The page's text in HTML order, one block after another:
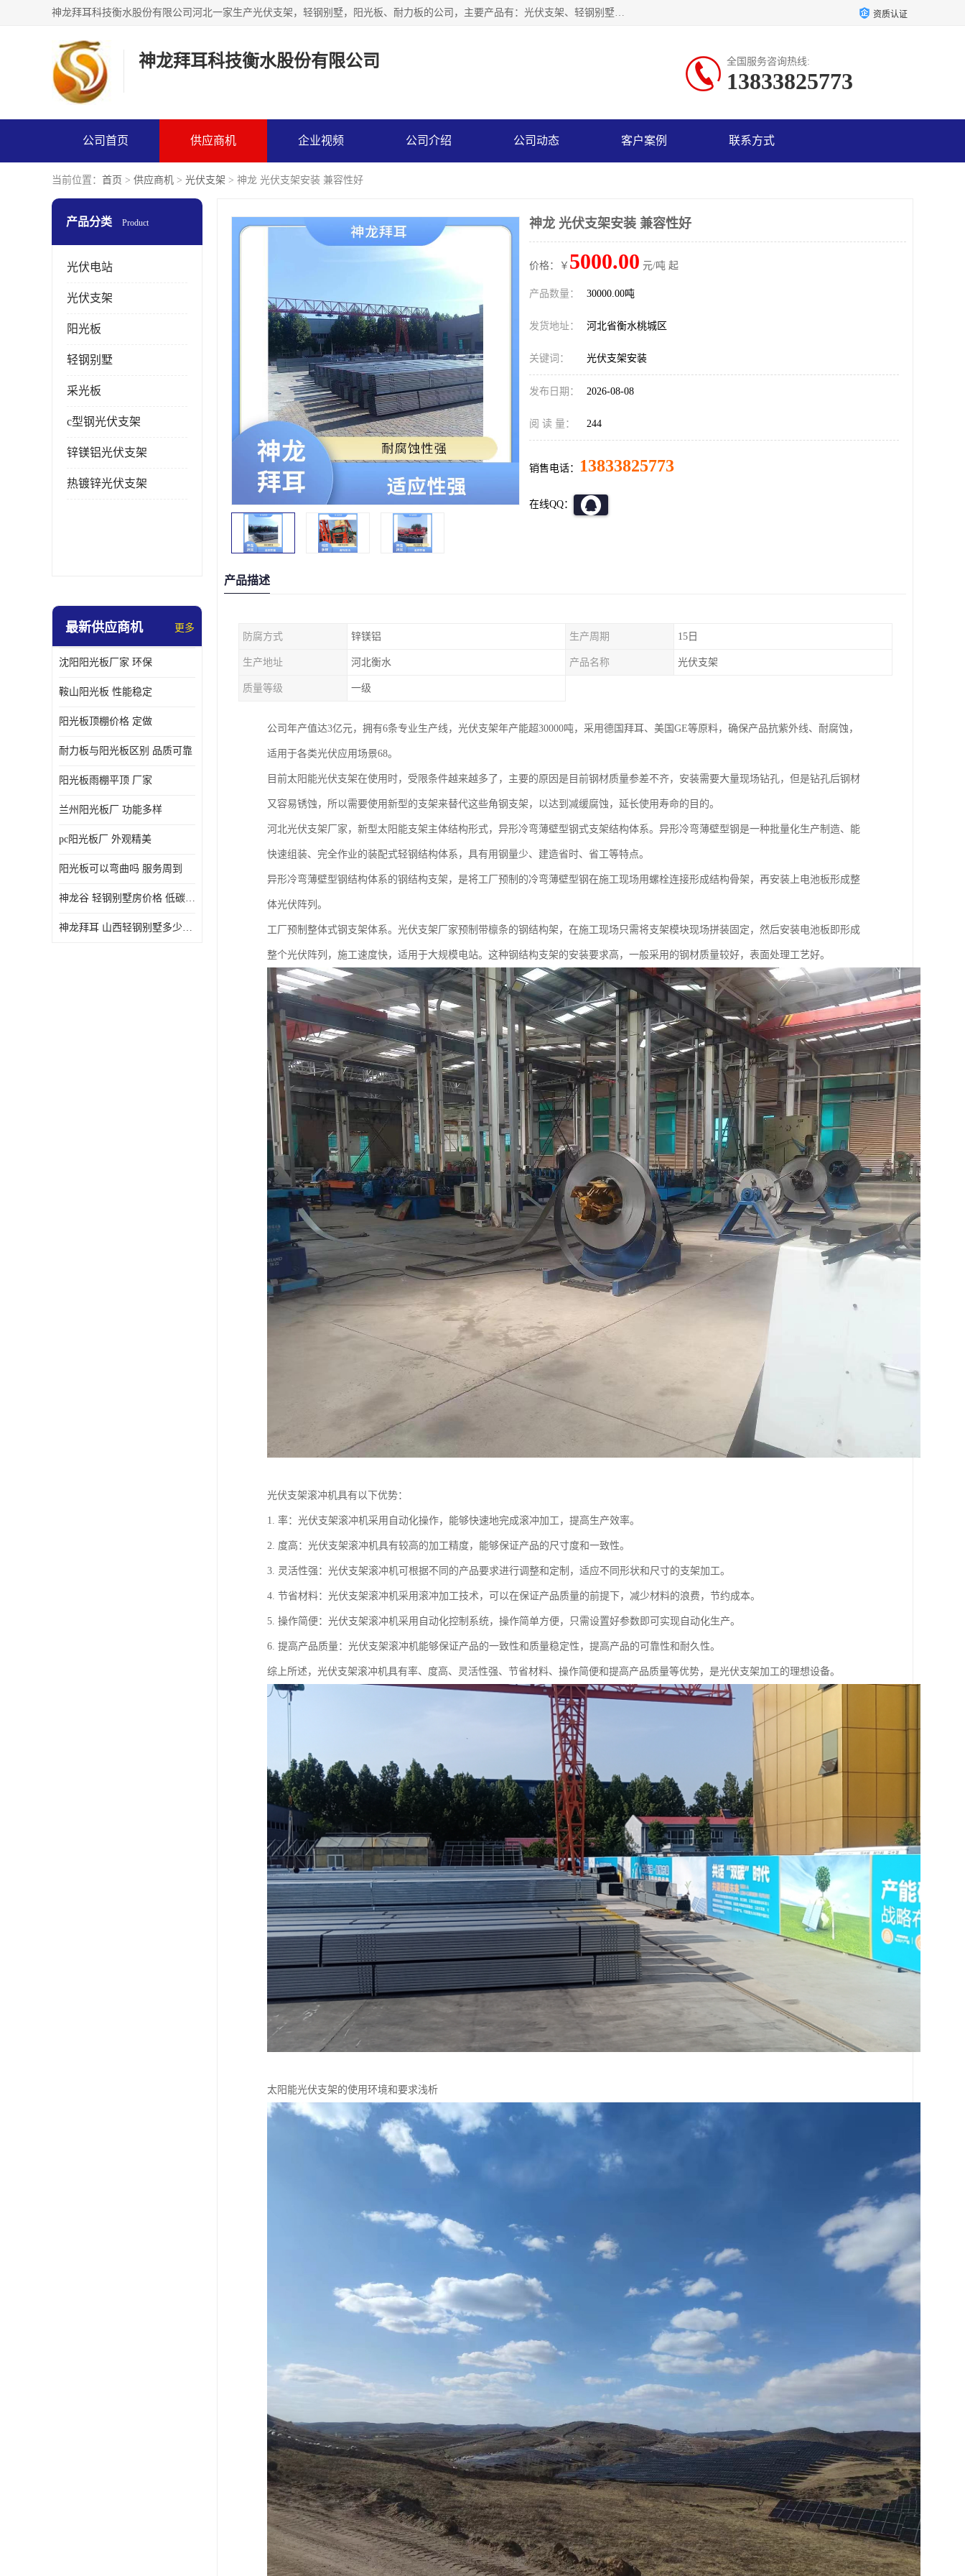
神龙拜耳科技衡水股份有限公司河北一家生产光伏支架，轻钢别墅，阳光板、耐力板的公司，主要产品有：光伏支架、轻钢别墅、阳光板、耐力板、采光板等，公司参与制定了多项标准。 资质认证
神龙拜耳科技衡水股份有限公司 全国服务咨询热线:
13833825773
公司首页 供应商机 企业视频 公司介绍 公司动态 客户案例 联系方式
当前位置： 首页 > 供应商机 > 光伏支架 > 神龙 光伏支架安装 兼容性好
产品分类 Product
光伏电站
光伏支架
阳光板
轻钢别墅
采光板
c型钢光伏支架
锌镁铝光伏支架
热镀锌光伏支架
最新供应商机 更多
沈阳阳光板厂家 环保
鞍山阳光板 性能稳定
阳光板顶棚价格 定做
耐力板与阳光板区别 品质可靠
阳光板雨棚平顶 厂家
兰州阳光板厂 功能多样
pc阳光板厂 外观精美
阳光板可以弯曲吗 服务周到
神龙谷 轻钢别墅房价格 低碳环保
神龙拜耳 山西轻钢别墅多少钱 施工快捷
神龙 光伏支架安装 兼容性好
价格：￥ 5000.00 元/吨 起
产品数量： 30000.00吨
发货地址： 河北省衡水桃城区
关键词： 光伏支架安装
发布日期： 2026-08-08
阅 读 量： 244
销售电话： 13833825773
在线QQ：
产品描述
防腐方式 锌镁铝 生产周期 15日
生产地址 河北衡水 产品名称 光伏支架
质量等级 一级
公司年产值达3亿元，拥有6条专业生产线，光伏支架年产能超30000吨，采用德国拜耳、美国GE等原料，确保产品抗紫外线、耐腐蚀，
适用于各类光伏应用场景68。
目前太阳能光伏支架在使用时，受限条件越来越多了，主要的原因是目前钢材质量参差不齐，安装需要大量现场钻孔，但是钻孔后钢材
又容易锈蚀，所以需要使用新型的支架来替代这些角钢支架，以达到减缓腐蚀，延长使用寿命的目的。
河北光伏支架厂家，新型太阳能支架主体结构形式，异形冷弯薄壁型钢式支架结构体系。异形冷弯薄壁型钢是一种批量化生产制造、能
快速组装、完全作业的装配式轻钢结构体系，具有用钢量少、建造省时、省工等特点。
异形冷弯薄壁型钢结构体系的钢结构支架，是将工厂预制的冷弯薄壁型钢在施工现场用螺栓连接形成结构骨架，再安装上电池板形成整
体光伏阵列。
工厂预制整体式钢支架体系。光伏支架厂家预制带檩条的钢结构架，在施工现场只需将支架模块现场拼装固定，然后安装电池板即形成
整个光伏阵列，施工速度快，适用于大规模电站。这种钢结构支架的安装要求高，一般采用的钢材质量较好，表面处理工艺好。
光伏支架滚冲机具有以下优势：
1. 率：光伏支架滚冲机采用自动化操作，能够快速地完成滚冲加工，提高生产效率。
2. 度高：光伏支架滚冲机具有较高的加工精度，能够保证产品的尺寸度和一致性。
3. 灵活性强：光伏支架滚冲机可根据不同的产品要求进行调整和定制，适应不同形状和尺寸的支架加工。
4. 节省材料：光伏支架滚冲机采用滚冲加工技术，可以在保证产品质量的前提下，减少材料的浪费，节约成本。
5. 操作简便：光伏支架滚冲机采用自动化控制系统，操作简单方便，只需设置好参数即可实现自动化生产。
6. 提高产品质量：光伏支架滚冲机能够保证产品的一致性和质量稳定性，提高产品的可靠性和耐久性。
综上所述，光伏支架滚冲机具有率、度高、灵活性强、节省材料、操作简便和提高产品质量等优势，是光伏支架加工的理想设备。
太阳能光伏支架的使用环境和要求浅析